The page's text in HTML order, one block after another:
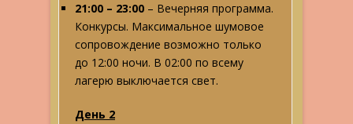
21:00 – 23:00 – Вечерняя программа.
Конкурсы. Максимальное шумовое
сопровождение возможно только
до 12:00 ночи. В 02:00 по всему
лагерю выключается свет.
День 2